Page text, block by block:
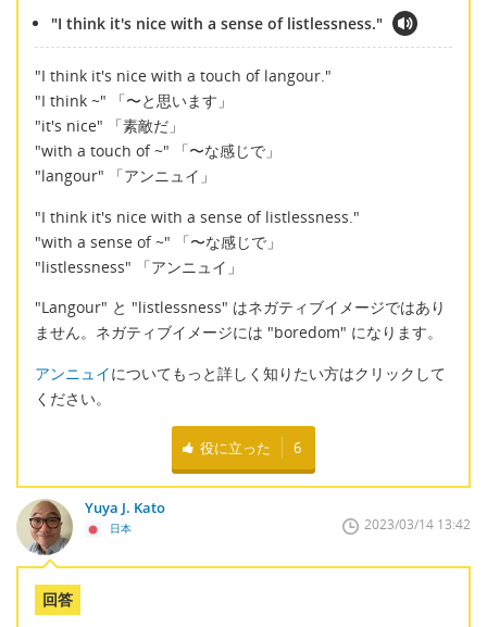
"I think it's nice with a sense of listlessness."
"I think it's nice with a touch of langour."
"I think ~" 「〜と思います」
"it's nice" 「素敵だ」
"with a touch of ~" 「〜な感じで」
"langour" 「アンニュイ」
"I think it's nice with a sense of listlessness."
"with a sense of ~" 「〜な感じで」
"listlessness" 「アンニュイ」
"Langour" と "listlessness" はネガティブイメージではあり
ません。ネガティブイメージには "boredom" になります。
アンニュイについてもっと詳しく知りたい方はクリックして
ください。
役に立った 6
Yuya J. Kato
日本 2023/03/14 13:42
回答